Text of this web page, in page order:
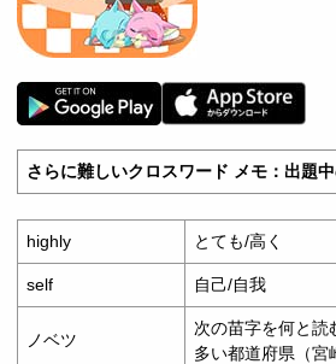
さらに難しいクロスワード メモ：出題
highly とても/高く
self 自己/自我
ノベツ
次の苗字を何と
多い都道府県（宮